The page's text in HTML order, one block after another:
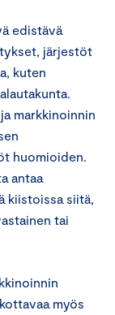
edistävä
järjestöt
kuten
markkinoinnin
huomioiden.
antaa
kiistoissa siitä,
tai
myös